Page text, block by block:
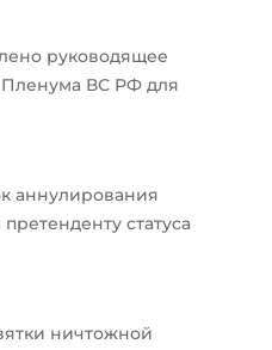
руководящее
ВС РФ для
аннулирования
статуса
ничтожной